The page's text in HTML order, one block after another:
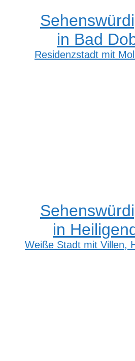
in Bad
Residenzstadt mit
in
Weiße Stadt mit Villen,